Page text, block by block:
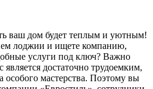
ваш дом будет теплым и уютным!
лоджии и ищете компанию,
услуги под ключ? Важно
является достаточно трудоемким,
особого мастерства. Поэтому вы